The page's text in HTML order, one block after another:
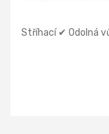
Stříhací ✔ Odolná